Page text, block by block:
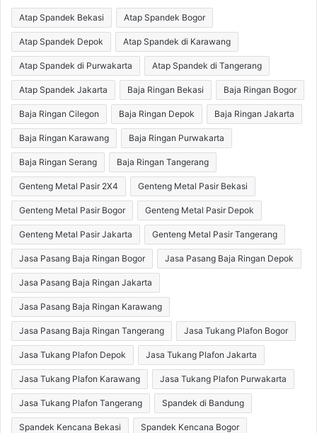
Atap Spandek Bekasi Atap Spandek Bogor
Atap Spandek Depok Atap Spandek di Karawang
Atap Spandek di Purwakarta Atap Spandek di Tangerang
Atap Spandek Jakarta Baja Ringan Bekasi Baja Ringan Bogor
Baja Ringan Cilegon Baja Ringan Depok Baja Ringan Jakarta
Baja Ringan Karawang Baja Ringan Purwakarta
Baja Ringan Serang Baja Ringan Tangerang
Genteng Metal Pasir 2X4 Genteng Metal Pasir Bekasi
Genteng Metal Pasir Bogor Genteng Metal Pasir Depok
Genteng Metal Pasir Jakarta Genteng Metal Pasir Tangerang
Jasa Pasang Baja Ringan Bogor Jasa Pasang Baja Ringan Depok
Jasa Pasang Baja Ringan Jakarta
Jasa Pasang Baja Ringan Karawang
Jasa Pasang Baja Ringan Tangerang Jasa Tukang Plafon Bogor
Jasa Tukang Plafon Depok Jasa Tukang Plafon Jakarta
Jasa Tukang Plafon Karawang Jasa Tukang Plafon Purwakarta
Jasa Tukang Plafon Tangerang Spandek di Bandung
Spandek Kencana Bekasi Spandek Kencana Bogor